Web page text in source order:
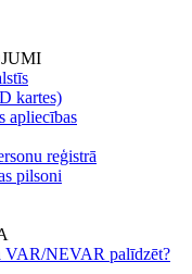
kartes)
apliecības
reģistrā
pilsoni
VAR/NEVAR palīdzēt?